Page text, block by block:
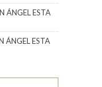
ÁNGEL ESTA
ÁNGEL ESTA